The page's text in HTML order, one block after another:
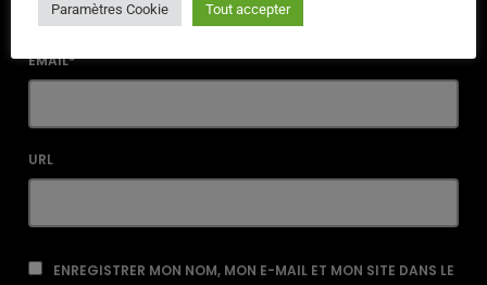
EMAIL*
URL
ENREGISTRER MON NOM, MON E-MAIL ET MON SITE DANS LE
Paramètres Cookie Tout accepter